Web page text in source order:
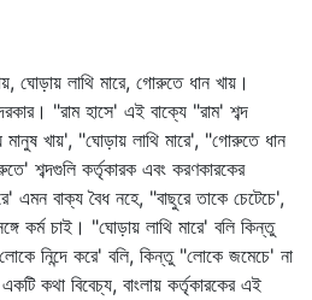
ঘোড়ায় লাথি মারে, গোরুতে ধান খায়।
"রাম হাসে' এই বাক্যে "রাম' শব্দ
মানুষ খায়', "ঘোড়ায় লাথি মারে', "গোরুতে ধান
শব্দগুলি কর্তৃকারক এবং করণকারকের
এমন বাক্য বৈধ নহে, "বাছুরে তাকে চেটেচে',
কর্ম চাই। "ঘোড়ায় লাথি মারে' বলি কিন্তু
নিন্দে করে' বলি, কিন্তু "লোকে জমেচে' না
কথা বিবেচ্য, বাংলায় কর্তৃকারকের এই